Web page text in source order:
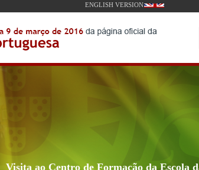
ENGLISH VERSION
Visita ao Centro de Formação da Escola